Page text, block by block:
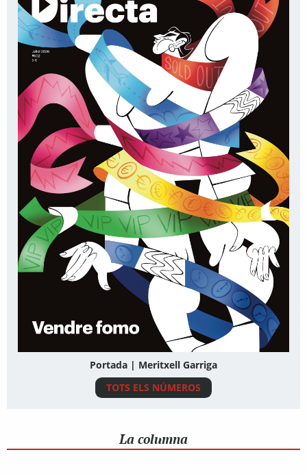
Portada | Meritxell Garriga
TOTS ELS NÚMEROS
La columna